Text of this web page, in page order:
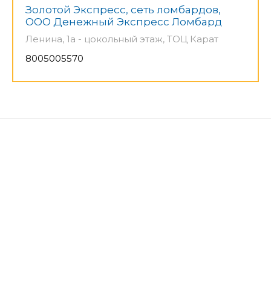
Золотой Экспресс, сеть ломбардов,
ООО Денежный Экспресс Ломбард
Ленина, 1а - цокольный этаж, ТОЦ Карат
8005005570